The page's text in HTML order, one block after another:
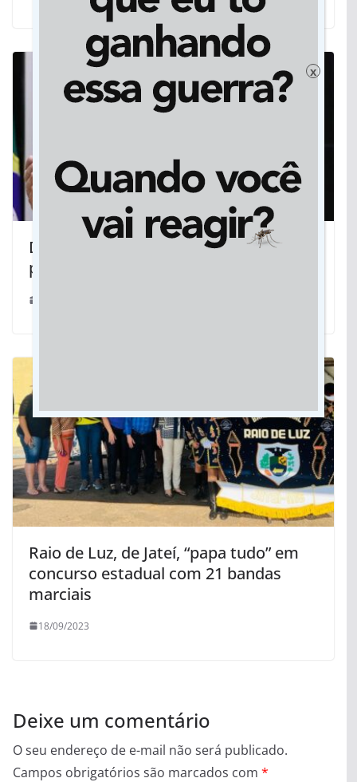
Deputado quer dar nome de ex-
prefeito à ponte da Rota Bioceânica
Raio de Luz, de Jateí, “papa tudo” em
concurso estadual com 21 bandas
marciais
18/09/2023
Deixe um comentário
O seu endereço de e-mail não será publicado.
Campos obrigatórios são marcados com *
x